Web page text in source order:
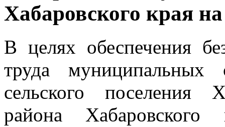
Хабаровского края на
В целях обеспечения
труда муниципальных
сельского поселения
района